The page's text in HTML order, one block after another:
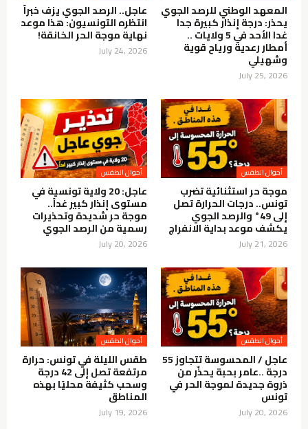
المعهد الوطني للرصد الجوي
يحذر: درجة إنذار كبيرة جدا
غدا الأحد في 5 ولايات ..
أمطار رعدية ورياح قوية
وشهيلي
July 25, 2026
عاجل.. الرصد الجوي يزف خبراً
انتظره التونسيون: هذا موعد
نهاية موجة الحر الخانقة!
July 24, 2026
أحوال الطقس
موجة حر استثنائية تضرب
تونس.. درجات الحرارة تصل
إلى 49° والرصد الجوي
يكشف موعد بداية الانفراج
July 21, 2026
أحوال الطقس
عاجل: 20 ولاية تونسية في
مستوى إنذار كبير غداً..
موجة حر شديدة وتحذيرات
رسمية من الرصد الجوي
July 20, 2026
أحوال الطقس
عاجل / المحسوسة تتجاوز 55
درجة ..عامر بحبة يحذّر من
ذروة جديدة لموجة الحر في
تونس
July 20, 2026
أحوال الطقس
طقس الليلة في تونس: حرارة
مرتفعة تصل إلى 42 درجة
وسحب كثيفة محليًا بهذه
المناطق
July 19, 2026